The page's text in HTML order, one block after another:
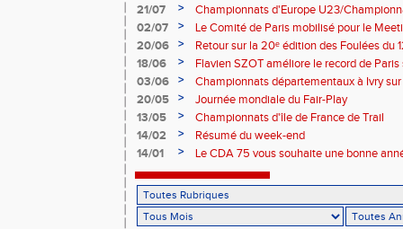
21/07
>
Championnats d'Europe U23/
02/07
>
Le Comité de Paris mobilisé pour le
20/06
>
Retour sur la 20ᵉ édition des Foulées du
18/06
>
Flavien SZOT améliore le record de Paris
03/06
>
Championnats départementaux à Ivry
20/05
>
Journée mondiale du Fair-Play
13/05
>
Championnats d'île de France de Trail
14/02
>
Résumé du week-end
14/01
> Le CDA 75 vous souhaite une bonne